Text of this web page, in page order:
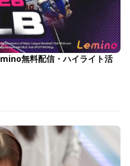
無料配信・ハイライト活